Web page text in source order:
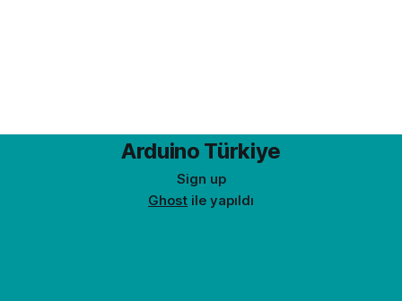
Arduino Türkiye
Sign up
Ghost ile yapıldı